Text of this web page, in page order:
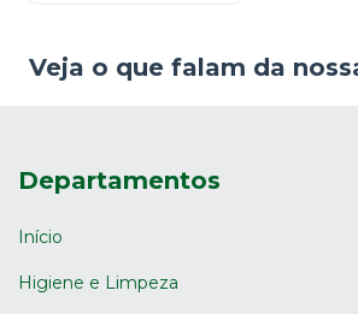
Veja o que falam da
Departamentos
Início
Higiene e Limpeza